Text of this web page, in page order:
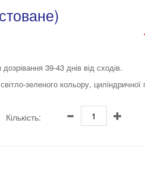
дозрівання 39-43 днів від сходів.
зеленого кольору, циліндричної
Кількість: